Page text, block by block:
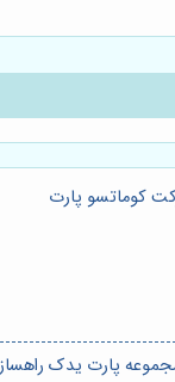
کوماتسو پارت
پارت یدک